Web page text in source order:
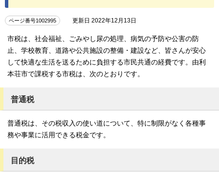
ページ番号1002995 更新日 2022年12月13日
市税は、社会福祉、ごみやし尿の処理、病気の予防や公害の防
止、学校教育、道路や公共施設の整備・建設など、皆さんが安心
して快適な生活を送るために負担する市民共通の経費です。由利
本荘市で課税する市税は、次のとおりです。
普通税
普通税は、その税収入の使い道について、特に制限がなく各種事
務や事業に活用できる税金です。
目的税